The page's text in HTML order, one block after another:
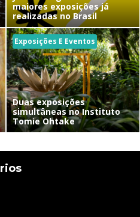
maiores exposições já
realizadas no Brasil
Exposições E Eventos
Duas exposições
simultâneas no Instituto
Tomie Ohtake